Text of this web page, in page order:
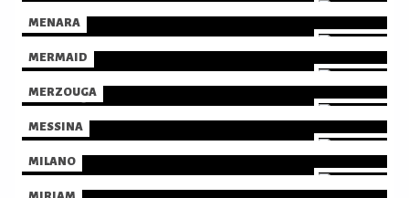
MENARA
MERMAID
MERZOUGA
MESSINA
MILANO